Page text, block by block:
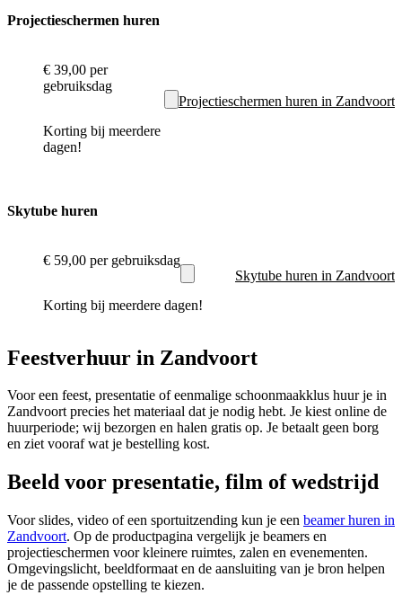
Projectieschermen huren
€ 39,00 per
gebruiksdag
Korting bij meerdere
dagen!
Projectieschermen huren in Zandvoort
Skytube huren
€ 59,00 per gebruiksdag
Korting bij meerdere dagen!
Skytube huren in Zandvoort
Feestverhuur in Zandvoort
Voor een feest, presentatie of eenmalige schoonmaakklus huur je in
Zandvoort precies het materiaal dat je nodig hebt. Je kiest online de
huurperiode; wij bezorgen en halen gratis op. Je betaalt geen borg
en ziet vooraf wat je bestelling kost.
Beeld voor presentatie, film of wedstrijd
Voor slides, video of een sportuitzending kun je een beamer huren in
Zandvoort. Op de productpagina vergelijk je beamers en
projectieschermen voor kleinere ruimtes, zalen en evenementen.
Omgevingslicht, beeldformaat en de aansluiting van je bron helpen
je de passende opstelling te kiezen.